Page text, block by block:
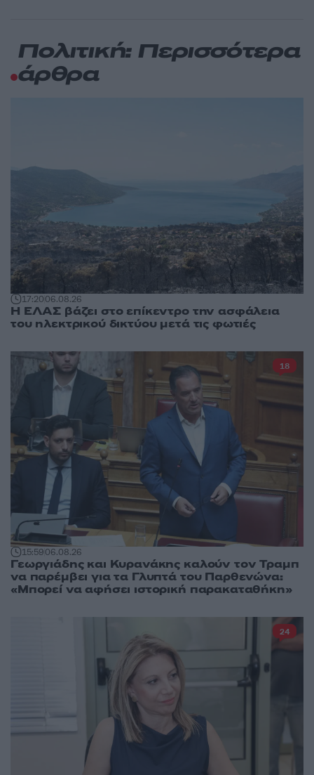
Πολιτική: Περισσότερα
άρθρα
17:2006.08.26
Η ΕΛΑΣ βάζει στο επίκεντρο την ασφάλεια
του ηλεκτρικού δικτύου μετά τις φωτιές
15:5906.08.26
Γεωργιάδης και Κυρανάκης καλούν τον Τραμπ
να παρέμβει για τα Γλυπτά του Παρθενώνα:
«Μπορεί να αφήσει ιστορική παρακαταθήκη»
18
24